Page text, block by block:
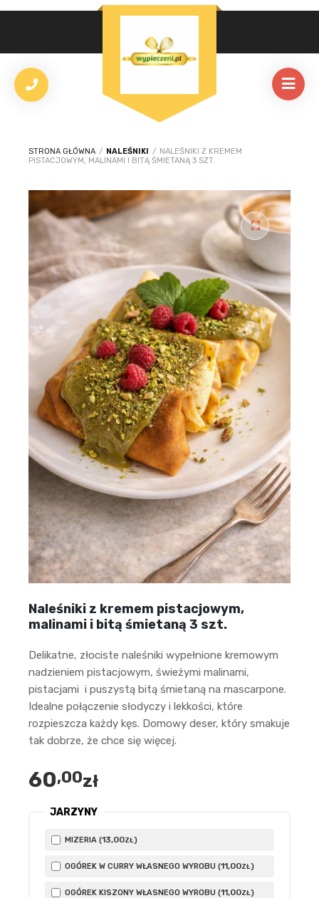
STRONA GŁÓWNA / NALEŚNIKI / NALEŚNIKI Z KREMEM
PISTACJOWYM, MALINAMI I BITĄ ŚMIETANĄ 3 SZT.
Naleśniki z kremem pistacjowym,
malinami i bitą śmietaną 3 szt.
Delikatne, złociste naleśniki wypełnione kremowym
nadzieniem pistacjowym, świeżymi malinami,
pistacjami i puszystą bitą śmietaną na mascarpone.
Idealne połączenie słodyczy i lekkości, które
rozpieszcza każdy kęs. Domowy deser, który smakuje
tak dobrze, że chce się więcej.
60,00zł
JARZYNY
MIZERIA (13,00ZŁ)
OGÓREK W CURRY WŁASNEGO WYROBU (11,00ZŁ)
OGÓREK KISZONY WŁASNEGO WYROBU (11,00ZŁ)